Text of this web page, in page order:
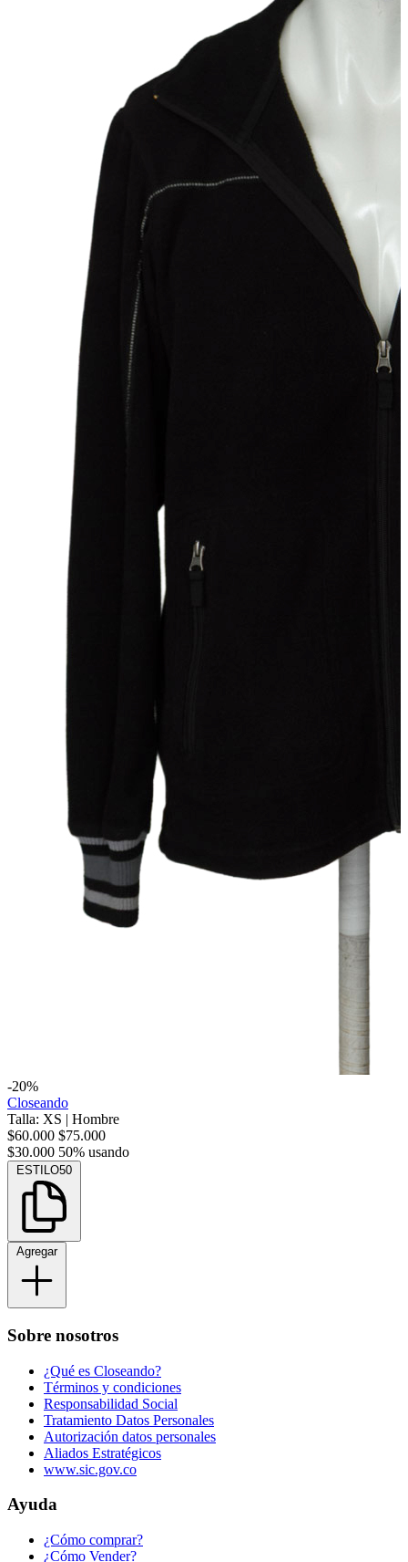
-20%
Closeando
Talla: XS | Hombre
$60.000 $75.000
$30.000 50% usando
ESTILO50
Agregar
Sobre nosotros
¿Qué es Closeando?
Términos y condiciones
Responsabilidad Social
Tratamiento Datos Personales
Autorización datos personales
Aliados Estratégicos
www.sic.gov.co
Ayuda
¿Cómo comprar?
¿Cómo Vender?